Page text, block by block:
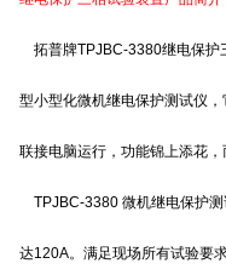
拓普牌TPJBC-3380继电保护
型小型化微机继电保护测试仪
联接电脑运行，功能锦上添花
TPJBC-3380 微机继电保护测
达120A。满足现场所有试验要